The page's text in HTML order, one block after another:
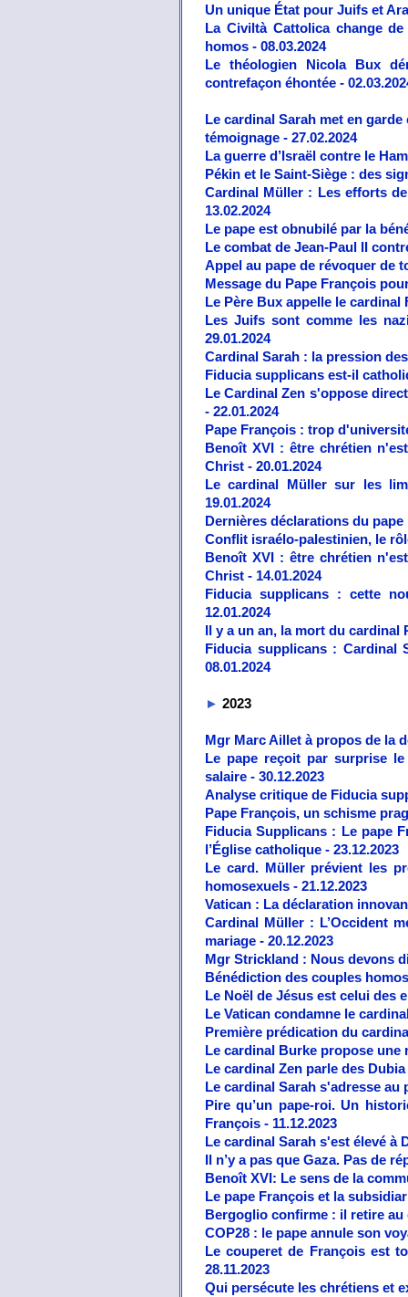
Un unique État pour Juifs et
La Civiltà Cattolica change
homos - 08.03.2024
Le théologien Nicola Bux
contrefaçon éhontée -
Le cardinal Sarah met en
témoignage - 27.02.2024
La guerre d’Israël contre le
Pékin et le Saint-Siège : des
Cardinal Müller : Les efforts
13.02.2024
Le pape est obnubilé par la
Le combat de Jean-Paul II
Appel au pape de révoquer de
Message du Pape François
Le Père Bux appelle le cardinal
Les Juifs sont comme les
29.01.2024
Cardinal Sarah : la pression
Fiducia supplicans est-il
Le Cardinal Zen s'oppose
- 22.01.2024
Pape François : trop
Benoît XVI : être chrétien
Christ - 20.01.2024
Le cardinal Müller sur les
19.01.2024
Dernières déclarations du
Conflit israélo-palestinien, le
Benoît XVI : être chrétien
Christ - 14.01.2024
Fiducia supplicans : cette
12.01.2024
Il y a un an, la mort du cardinal
Fiducia supplicans : Cardinal
08.01.2024
► 2023
Mgr Marc Aillet à propos de la
Le pape reçoit par surprise
salaire - 30.12.2023
Analyse critique de Fiducia
Pape François, un schisme
Fiducia Supplicans : Le pape
l’Église catholique - 23.12.2023
Le card. Müller prévient les
homosexuels - 21.12.2023
Vatican : La déclaration
Cardinal Müller : L’Occident
mariage - 20.12.2023
Mgr Strickland : Nous devons
Bénédiction des couples
Le Noël de Jésus est celui des
Le Vatican condamne le
Première prédication du
Le cardinal Burke propose une
Le cardinal Zen parle des
Le cardinal Sarah s'adresse au
Pire qu’un pape-roi. Un
François - 11.12.2023
Le cardinal Sarah s'est élevé à
Il n’y a pas que Gaza. Pas de
Benoît XVI: Le sens de la
Le pape François et la
Bergoglio confirme : il retire au
COP28 : le pape annule son
Le couperet de François est
28.11.2023
Qui persécute les chrétiens et